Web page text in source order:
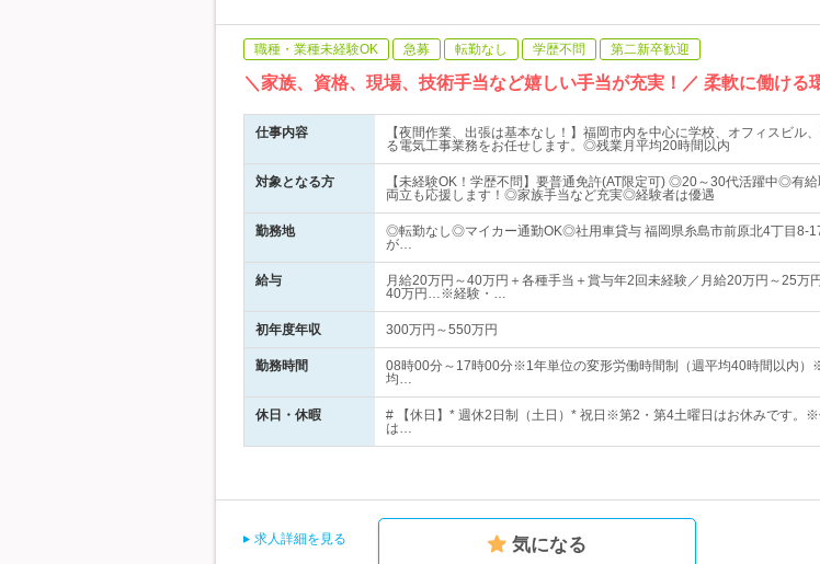
職種・業種未経験OK 急募 転勤なし 学歴不問 第二新卒歓迎
＼家族、資格、現場、技術手当など嬉しい手当が充実！／ 柔軟に働ける
仕事内容
【夜間作業、出張は基本なし！】福岡市内を中心に学校、オフィスビル
る電気工事業務をお任せします。◎残業月平均20時間以内
対象となる方
【未経験OK！学歴不問】要普通免許(AT限定可) ◎20～30代活躍中◎有
両立も応援します！◎家族手当など充実◎経験者は優遇
勤務地
◎転勤なし◎マイカー通勤OK◎社用車貸与 福岡県糸島市前原北4丁目8-
が…
給与
月給20万円～40万円＋各種手当＋賞与年2回未経験／月給20万円～25万
40万円…※経験・…
初年度年収 300万円～550万円
勤務時間
08時00分～17時00分※1年単位の変形労働時間制（週平均40時間以内
均…
休日・休暇
# 【休日】* 週休2日制（土日）* 祝日※第2・第4土曜日はお休みです。
は…
求人詳細を見る 気になる